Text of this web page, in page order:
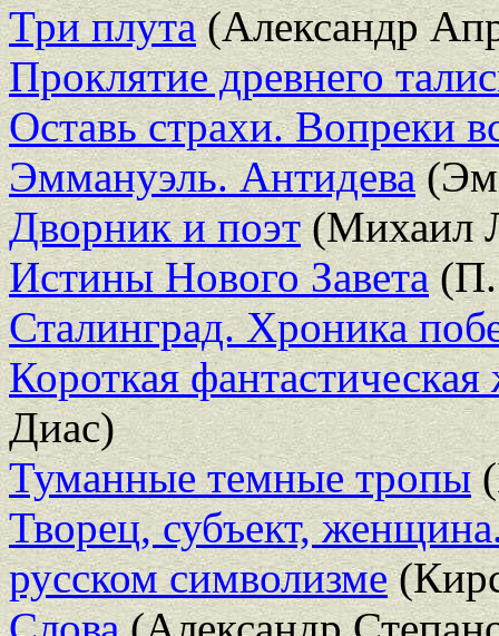
Три плута(Александр
Проклятие древнего
Оставь страхи. Вопреки
Эммануэль. Антидева
Дворник и поэт(Михаил
Истины Нового Завета(П.
Сталинград. Хроника
Короткая
Диас)
Туманные темные тропы
Творец, субъект,
русском символизме